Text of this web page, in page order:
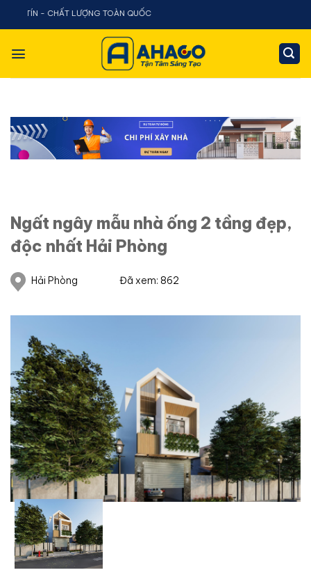
Chuyển
dung
- CHẤT LƯỢNG TOÀN QUỐC
Ngất ngây mẫu nhà ống 2 tầng đẹp,
độc nhất Hải Phòng
Hải Phòng Đã xem: 862